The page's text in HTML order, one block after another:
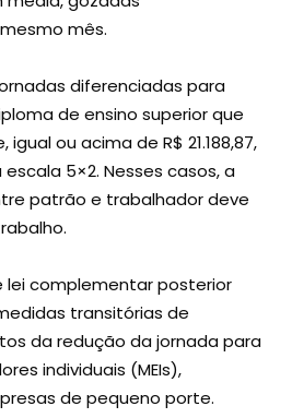
mês.
diferenciadas para
de ensino superior que
ou acima de R$ 21.188,87,
5×2. Nesses casos, a
patrão e trabalhador deve
lei complementar posterior
transitórias de
da redução da jornada para
individuais (MEIs),
de pequeno porte.